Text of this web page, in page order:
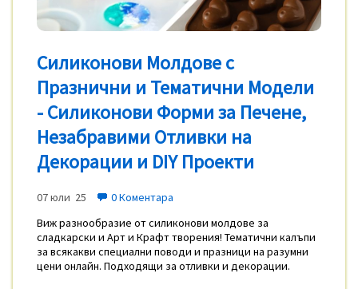
Силиконови Молдове с
Празнични и Тематични Модели
- Силиконови Форми за Печене,
Незабравими Отливки на
Декорации и DIY Проекти
07 юли 25
0 Коментара
Виж разнообразие от силиконови молдове за
сладкарски и Арт и Крафт творения! Тематични калъпи
за всякакви специални поводи и празници на разумни
цени онлайн. Подходящи за отливки и декорации.